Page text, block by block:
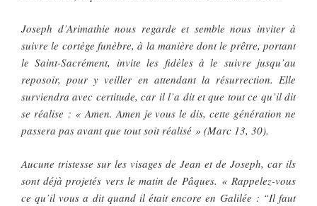
Joseph d’Arimathie nous regarde et semble nous inviter à
suivre le cortège funèbre, à la manière dont le prêtre, portant
le Saint-Sacrément, invite les fidèles à le suivre jusqu’au
reposoir, pour y veiller en attendant la résurrection. Elle
surviendra avec certitude, car il l’a dit et que tout ce qu’il dit
se réalise : « Amen. Amen je vous le dis, cette génération ne
passera pas avant que tout soit réalisé » (Marc 13, 30).
Aucune tristesse sur les visages de Jean et de Joseph, car ils
sont déjà projetés vers le matin de Pâques. « Rappelez-vous
ce qu’il vous a dit quand il était encore en Galilée : “Il faut